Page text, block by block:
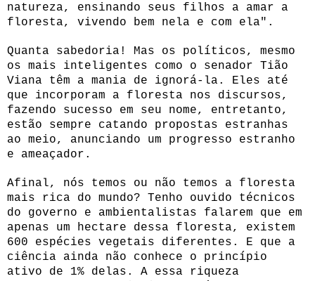
natureza, ensinando seus filhos a amar a
floresta, vivendo bem nela e com ela".
Quanta sabedoria! Mas os políticos, mesmo
os mais inteligentes como o senador Tião
Viana têm a mania de ignorá-la. Eles até
que incorporam a floresta nos discursos,
fazendo sucesso em seu nome, entretanto,
estão sempre catando propostas estranhas
ao meio, anunciando um progresso estranho
e ameaçador.
Afinal, nós temos ou não temos a floresta
mais rica do mundo? Tenho ouvido técnicos
do governo e ambientalistas falarem que em
apenas um hectare dessa floresta, existem
600 espécies vegetais diferentes. E que a
ciência ainda não conhece o princípio
ativo de 1% delas. A essa riqueza